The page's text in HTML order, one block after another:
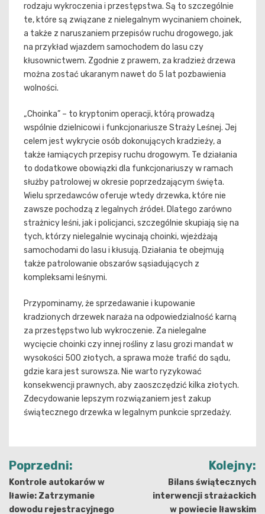
rodzaju wykroczenia i przestępstwa. Są to szczególnie
te, które są związane z nielegalnym wycinaniem choinek,
a także z naruszaniem przepisów ruchu drogowego, jak
na przykład wjazdem samochodem do lasu czy
kłusownictwem. Zgodnie z prawem, za kradzież drzewa
można zostać ukaranym nawet do 5 lat pozbawienia
wolności.
„Choinka” – to kryptonim operacji, którą prowadzą
wspólnie dzielnicowi i funkcjonariusze Straży Leśnej. Jej
celem jest wykrycie osób dokonujących kradzieży, a
także łamiących przepisy ruchu drogowym. Te działania
to dodatkowe obowiązki dla funkcjonariuszy w ramach
służby patrolowej w okresie poprzedzającym święta.
Wielu sprzedawców oferuje wtedy drzewka, które nie
zawsze pochodzą z legalnych źródeł. Dlatego zarówno
strażnicy leśni, jak i policjanci, szczególnie skupiają się na
tych, którzy nielegalnie wycinają choinki, wjeżdżają
samochodami do lasu i kłusują. Działania te obejmują
także patrolowanie obszarów sąsiadujących z
kompleksami leśnymi.
Przypominamy, że sprzedawanie i kupowanie
kradzionych drzewek naraża na odpowiedzialność karną
za przestępstwo lub wykroczenie. Za nielegalne
wycięcie choinki czy innej rośliny z lasu grozi mandat w
wysokości 500 złotych, a sprawa może trafić do sądu,
gdzie kara jest surowsza. Nie warto ryzykować
konsekwencji prawnych, aby zaoszczędzić kilka złotych.
Zdecydowanie lepszym rozwiązaniem jest zakup
świątecznego drzewka w legalnym punkcie sprzedaży.
Nawigacja
wpisu
Poprzedni:
Kontrole autokarów w
Iławie: Zatrzymanie
dowodu rejestracyjnego
Kolejny:
Bilans świątecznych
interwencji strażackich
w powiecie Iławskim